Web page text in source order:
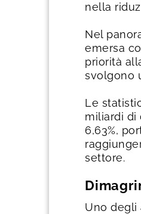
nella
Nel
emersa
priorità
svolgono
Le
miliardi di
6,63%,
settore.
Uno degli